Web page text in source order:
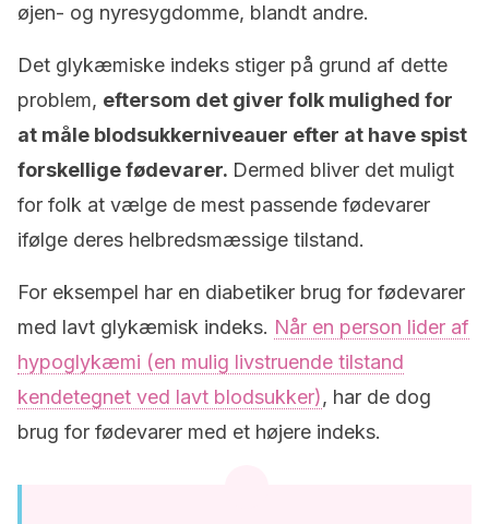
øjen- og nyresygdomme, blandt andre.
Det glykæmiske indeks stiger på grund af dette
problem, eftersom det giver folk mulighed for
at måle blodsukkerniveauer efter at have spist
forskellige fødevarer. Dermed bliver det muligt
for folk at vælge de mest passende fødevarer
ifølge deres helbredsmæssige tilstand.
For eksempel har en diabetiker brug for fødevarer
med lavt glykæmisk indeks. Når en person lider af
hypoglykæmi (en mulig livstruende tilstand
kendetegnet ved lavt blodsukker), har de dog
brug for fødevarer med et højere indeks.